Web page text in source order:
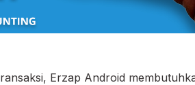
Erzap Android